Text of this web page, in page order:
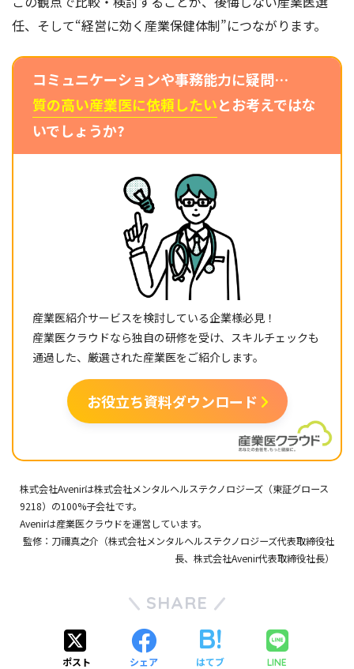
任、そして“経営に効く産業保健体制”につながります。
コミュニケーションや事務能力に疑問…
質の高い産業医に依頼したいとお考えではな
いでしょうか?
産業医紹介サービスを検討している企業様必見！
産業医クラウドなら独自の研修を受け、スキルチェックも
通過した、厳選された産業医をご紹介します。
お役立ち資料ダウンロード
株式会社Avenirは株式会社メンタルヘルステクノロジーズ （東証グロース
9218）の100%子会社です。
Avenirは産業医クラウドを運営しています。
監修：刀禰真之介（株式会社メンタルヘルステクノロジーズ代表取締役社
長、 株式会社Avenir代表取締役社長）
SHARE
ポスト シェア はてブ LINE